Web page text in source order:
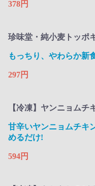
378円
珍味堂・純小麦トッポ
もっちり、やわらか新
297円
【冷凍】ヤンニョムチ
甘辛いヤンニョムチキ
めるだけ!​
594円